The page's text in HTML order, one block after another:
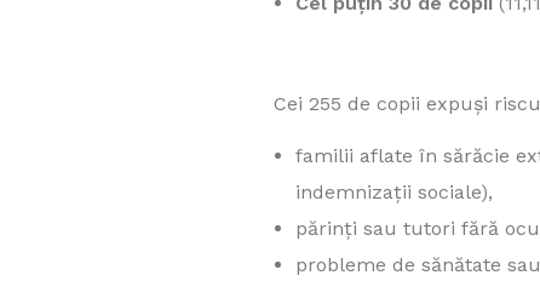
Cei 255 de copii expuși
familii aflate în sărăcie
indemnizații sociale),
părinți sau tutori fără
probleme de sănătate